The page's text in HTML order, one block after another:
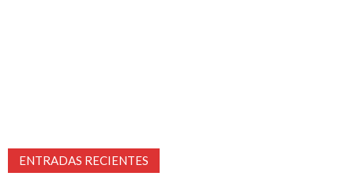
ENTRADAS RECIENTES